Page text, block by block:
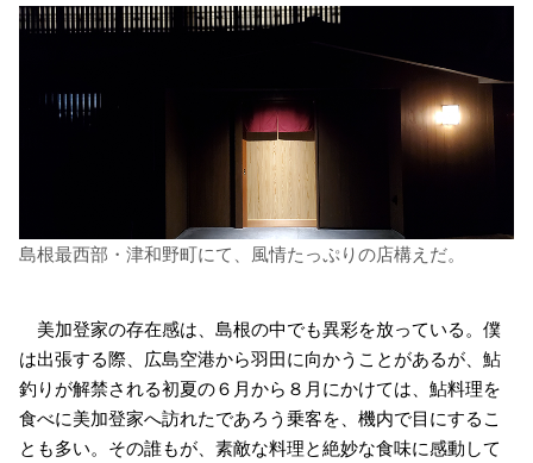
島根最西部・津和野町にて、風情たっぷりの店構えだ。
美加登家の存在感は、島根の中でも異彩を放っている。僕
は出張する際、広島空港から羽田に向かうことがあるが、鮎
釣りが解禁される初夏の６月から８月にかけては、鮎料理を
食べに美加登家へ訪れたであろう乗客を、機内で目にするこ
とも多い。その誰もが、素敵な料理と絶妙な食味に感動して